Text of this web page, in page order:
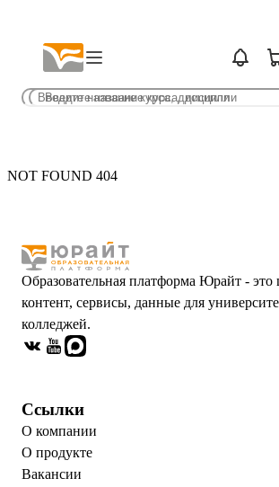
NOT FOUND 404
Образовательная платформа Юрайт - это
контент, сервисы, данные для
колледжей.
Ссылки
О компании
О продукте
Вакансии